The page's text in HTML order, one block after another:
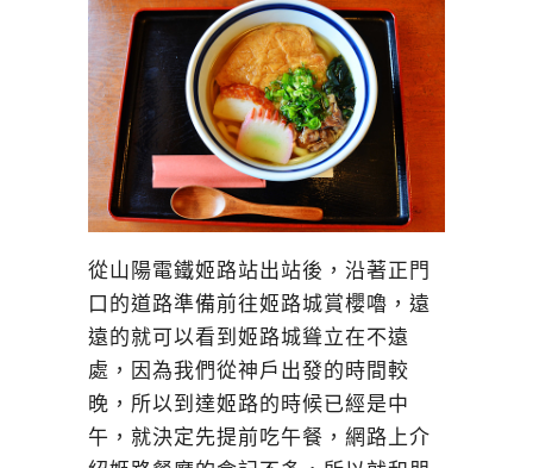
從山陽電鐵姬路站出站後，沿著正門
口的道路準備前往姬路城賞櫻嚕，遠
遠的就可以看到姬路城聳立在不遠
處，因為我們從神戶出發的時間較
晚，所以到達姬路的時候已經是中
午，就決定先提前吃午餐，網路上介